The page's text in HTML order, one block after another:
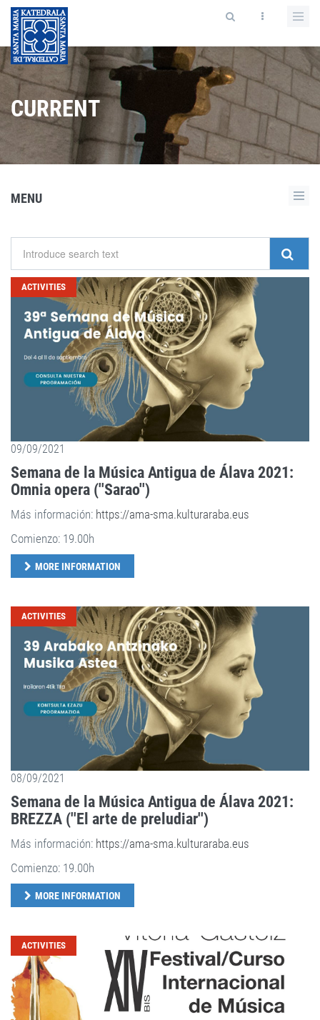
CURRENT
MENU
ACTIVITIES
09/09/2021
Semana de la Música Antigua de Álava 2021:
Omnia opera (''Sarao'')
Más información: https://ama-sma.kulturaraba.eus
Comienzo: 19.00h
MORE INFORMATION
ACTIVITIES
08/09/2021
Semana de la Música Antigua de Álava 2021:
BREZZA (''El arte de preludiar'')
Más información: https://ama-sma.kulturaraba.eus
Comienzo: 19.00h
MORE INFORMATION
ACTIVITIES